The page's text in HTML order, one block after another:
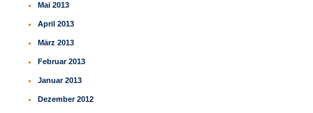
Mai 2013
April 2013
März 2013
Februar 2013
Januar 2013
Dezember 2012